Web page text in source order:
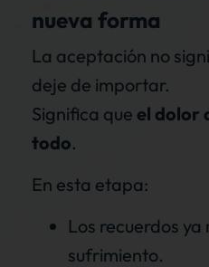
nueva forma
La aceptación no
deje de importar.
Significa que el dolor
todo.
En esta etapa:
Los recuerdos
sufrimiento.